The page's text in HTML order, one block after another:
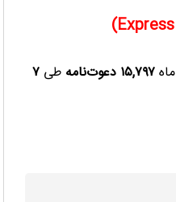
۱۵,۷۹۷ دعوت‌نامه طی۷